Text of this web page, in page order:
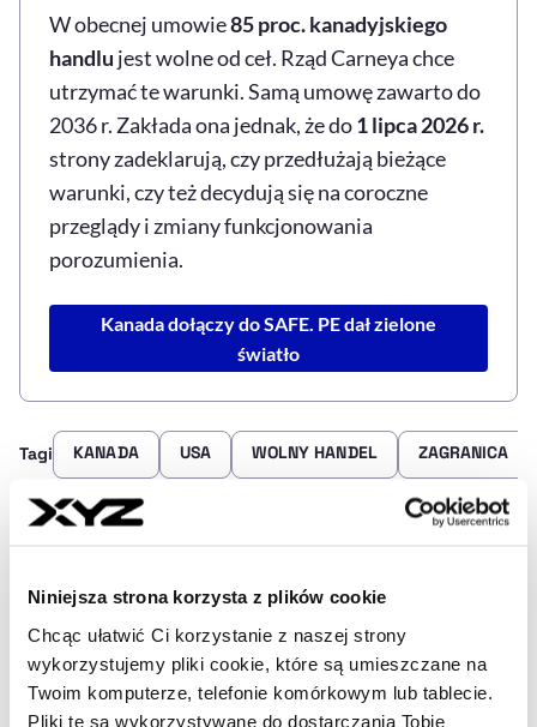
Niniejsza strona korzysta z plików cookie
Chcąc ułatwić Ci korzystanie z naszej strony
wykorzystujemy pliki cookie, które są umieszczane na
Twoim komputerze, telefonie komórkowym lub tablecie.
Pliki te są wykorzystywane do dostarczania Tobie
W obecnej umowie85 proc. kanadyjskiego
handlu jest wolne od ceł. Rząd Carneya chce
utrzymać te warunki. Samą umowę zawarto do
2036 r. Zakłada ona jednak, że do1 lipca 2026 r.
strony zadeklarują, czy przedłużają bieżące
warunki, czy też decydują się na coroczne
przeglądy i zmiany funkcjonowania
porozumienia.
Kanada dołączy do SAFE. PE dał zielone
światło
Tagi KANADA USA WOLNY HANDEL ZAGRANICA
Strona główna Na żywo
Kanada chce przedłużenia
umowy o wolnym handlu z USA i z Meksykiem